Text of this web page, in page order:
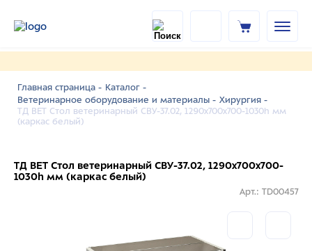
Главная страница - Каталог -
Ветеринарное оборудование и материалы - Хирургия -
ТД ВЕТ Стол ветеринарный СВУ-37.02, 1290x700x700-1030h мм
(каркас белый)
ТД ВЕТ Стол ветеринарный СВУ-37.02, 1290x700x700-
1030h мм (каркас белый)
Арт.: TD00457